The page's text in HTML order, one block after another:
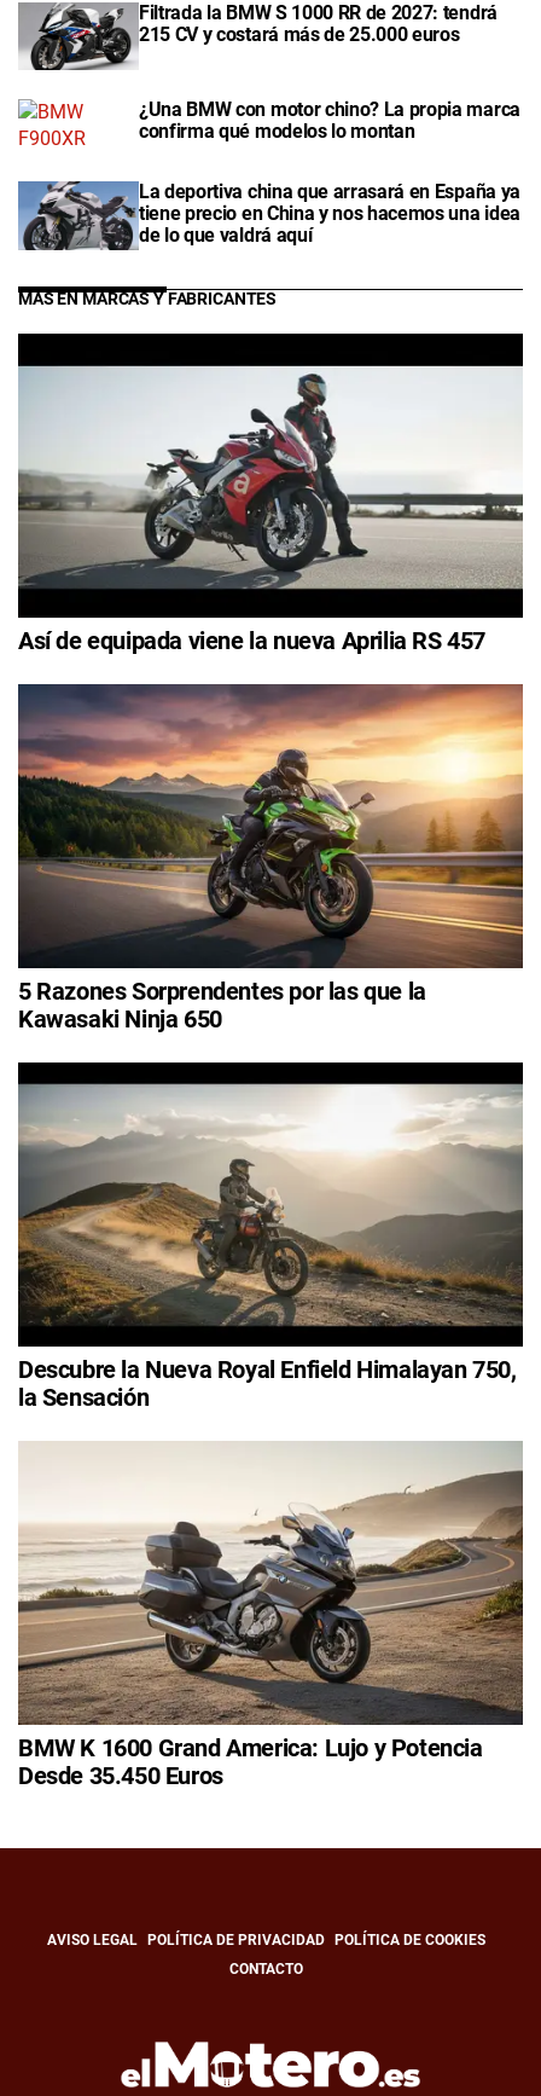
Filtrada la BMW S 1000 RR de 2027: tendrá
215 CV y costará más de 25.000 euros
¿Una BMW con motor chino? La propia marca
confirma qué modelos lo montan
La deportiva china que arrasará en España ya
tiene precio en China y nos hacemos una idea
de lo que valdrá aquí
MÁS EN MARCAS Y FABRICANTES
Así de equipada viene la nueva Aprilia RS 457
5 Razones Sorprendentes por las que la
Kawasaki Ninja 650
Descubre la Nueva Royal Enfield Himalayan 750,
la Sensación
BMW K 1600 Grand America: Lujo y Potencia
Desde 35.450 Euros
AVISO LEGAL POLÍTICA DE PRIVACIDAD
POLÍTICA DE COOKIES
CONTACTO